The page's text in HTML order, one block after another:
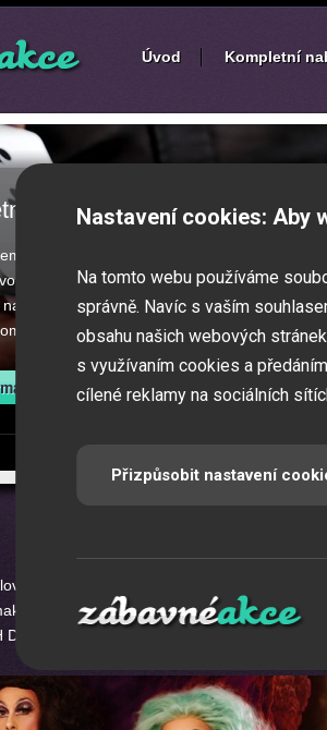
Úvod Kompletní
zajištěnízábavných akcí
akci, večírek nebo ples? Připravujete
oslavu či zábavné představení pro děti?
stránkách. Zajistíme Vám jednotlivé
zajištění zábavných a firemních akcí.
show plnou českých i světových
a precizního stylingu, který Vám
A BAVTE SE S NÁMI!
Nastavení cookies: Aby
Na tomto webu používáme
správně. Navíc s vaším
obsahu našich webových
s využívaním cookies a
cílené reklamy na sociálních
Přizpůsobit nastavení